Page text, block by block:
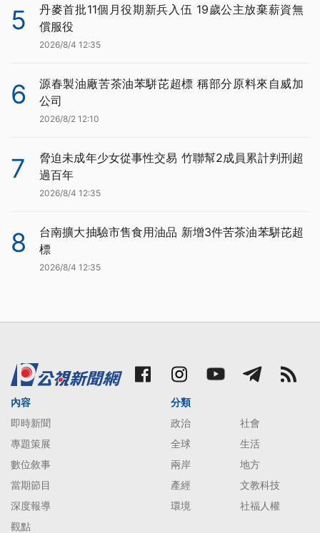
5
丹麥首批11個月役期新兵入伍 19歲公主放棄薪資無
償服役
2026/8/4 12:35
6
源春製油廠苦茶油苯駢芘超標 稱部分原料來自威加
公司
2026/8/2 12:10
7
脅迫未成年少女從事性交易 竹聯幫2成員累計判刑超
過百年
2026/8/4 12:35
8
台南擴大抽驗市售食用油品 新增3件苦茶油苯駢芘超
標
2026/8/4 12:35
內容
即時新聞
專題策展
數位敘事
當期節目
深度報導
觀點
分類
政治
社會
全球
生活
兩岸
地方
產經
文教科技
環境
社福人權